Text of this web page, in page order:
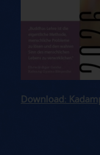
Download: